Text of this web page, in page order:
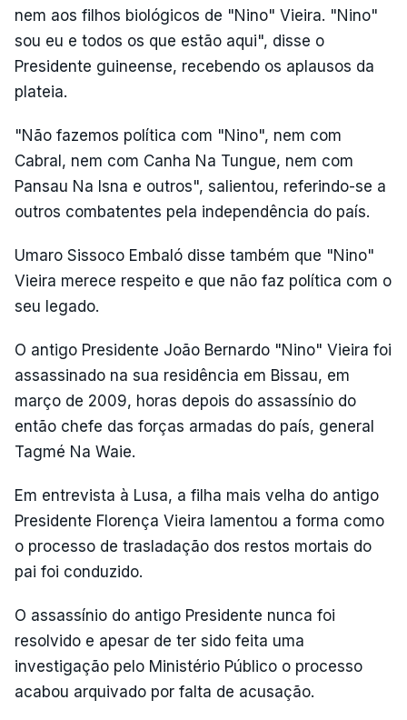
nem aos filhos biológicos de "Nino" Vieira. "Nino"
sou eu e todos os que estão aqui", disse o
Presidente guineense, recebendo os aplausos da
plateia.
"Não fazemos política com "Nino", nem com
Cabral, nem com Canha Na Tungue, nem com
Pansau Na Isna e outros", salientou, referindo-se a
outros combatentes pela independência do país.
Umaro Sissoco Embaló disse também que "Nino"
Vieira merece respeito e que não faz política com o
seu legado.
O antigo Presidente João Bernardo "Nino" Vieira foi
assassinado na sua residência em Bissau, em
março de 2009, horas depois do assassínio do
então chefe das forças armadas do país, general
Tagmé Na Waie.
Em entrevista à Lusa, a filha mais velha do antigo
Presidente Florença Vieira lamentou a forma como
o processo de trasladação dos restos mortais do
pai foi conduzido.
O assassínio do antigo Presidente nunca foi
resolvido e apesar de ter sido feita uma
investigação pelo Ministério Público o processo
acabou arquivado por falta de acusação.